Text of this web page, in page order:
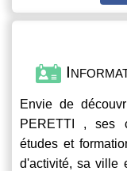
Envie de
PERETTI , ses
études et
d'activité, sa ville